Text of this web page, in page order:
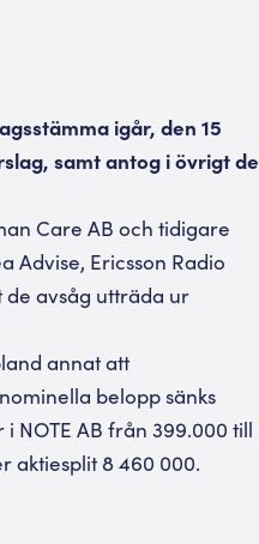
igår, den 15
samt antog i övrigt de
Care AB och tidigare
Advise, Ericsson Radio
de avsåg utträda ur
annat att
belopp sänks
NOTE AB från 399.000 till
aktiesplit 8 460 000.